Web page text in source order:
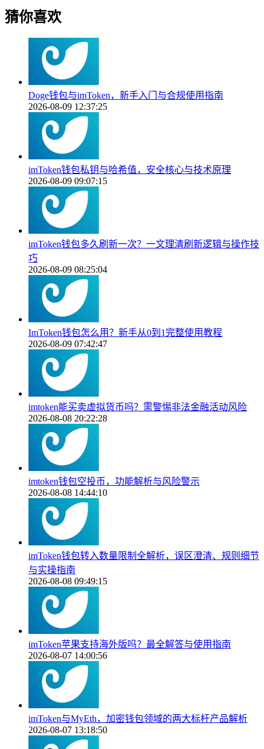
猜你喜欢
Doge钱包与imToken，新手入门与合规使用指南
2026-08-09 12:37:25
imToken钱包私钥与哈希值，安全核心与技术原理
2026-08-09 09:07:15
imToken钱包多久刷新一次？一文理清刷新逻辑与操作技
巧
2026-08-09 08:25:04
ImToken钱包怎么用？新手从0到1完整使用教程
2026-08-09 07:42:47
imtoken能买卖虚拟货币吗？需警惕非法金融活动风险
2026-08-08 20:22:28
imtoken钱包空投币，功能解析与风险警示
2026-08-08 14:44:10
imToken钱包转入数量限制全解析，误区澄清、规则细节
与实操指南
2026-08-08 09:49:15
imToken苹果支持海外版吗？最全解答与使用指南
2026-08-07 14:00:56
imToken与MyEth，加密钱包领域的两大标杆产品解析
2026-08-07 13:18:50